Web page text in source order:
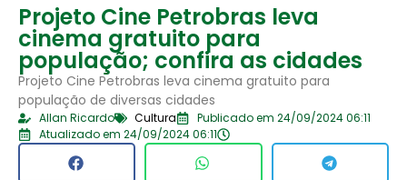
Projeto Cine Petrobras leva
cinema gratuito para
população; confira as cidades
Projeto Cine Petrobras leva cinema gratuito para
população de diversas cidades
Allan Ricardo Cultura
Publicado em 24/09/2024 06:11
Atualizado em 24/09/2024 06:11